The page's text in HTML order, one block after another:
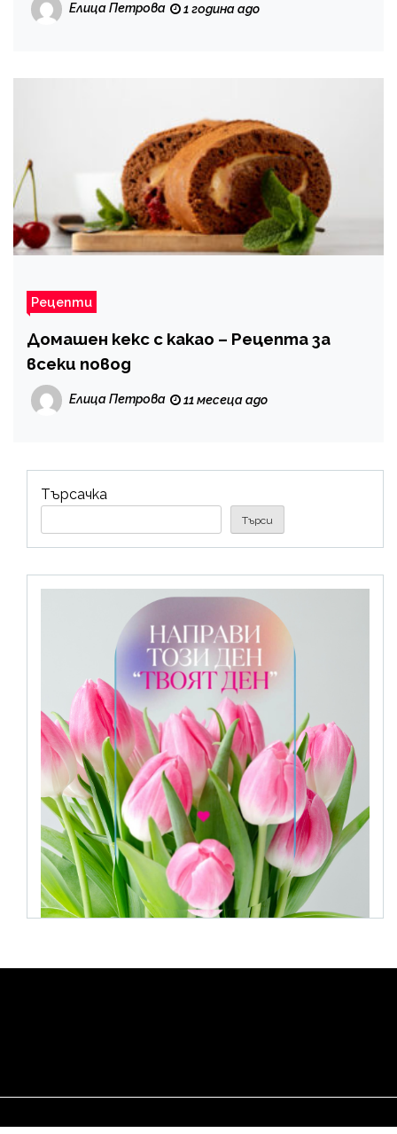
Елица Петрова 1 година ago
Рецепти
Домашен кекс с какао – Рецепта за
всеки повод
Елица Петрова 11 месеца ago
Търсачка
Търси